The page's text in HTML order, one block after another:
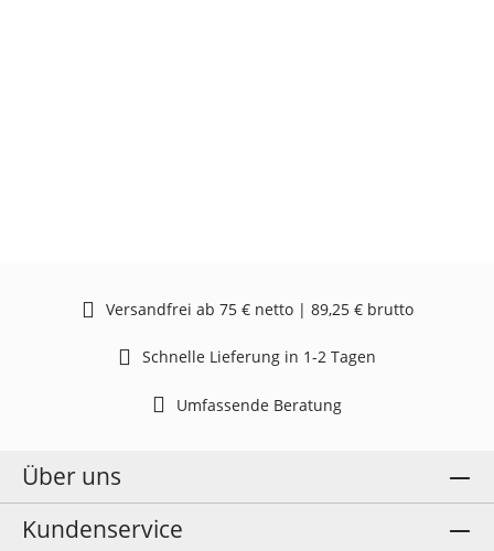
Versandfrei ab 75 € netto | 89,25 € brutto
Schnelle Lieferung in 1-2 Tagen
Umfassende Beratung
Über uns
Kundenservice